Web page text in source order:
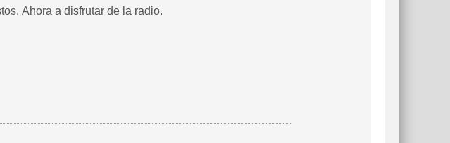
Ahora a disfrutar de la radio.